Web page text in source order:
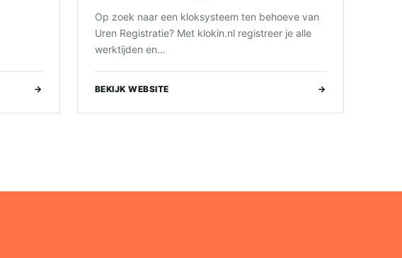
→
Op zoek naar een kloksysteem ten behoeve van
Uren Registratie? Met klokin.nl registreer je alle
werktijden en...
BEKIJK WEBSITE →